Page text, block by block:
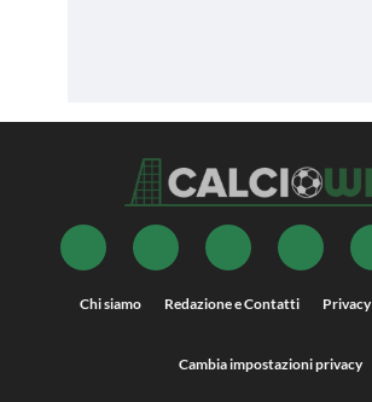
Chi siamo Redazione e Contatti Privacy
Cambia impostazioni privacy